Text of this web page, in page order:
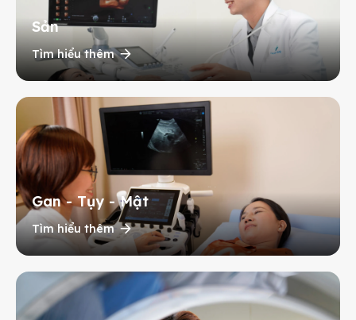
Sản
Tìm hiểu thêm
Gan - Tụy - Mật
Tìm hiểu thêm